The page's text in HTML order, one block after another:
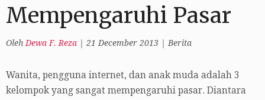
Mempengaruhi Pasar
Oleh Dewa F. Reza 21 December 2013 Berita
Wanita, pengguna internet, dan anak muda adalah 3
kelompok yang sangat mempengaruhi pasar. Diantara